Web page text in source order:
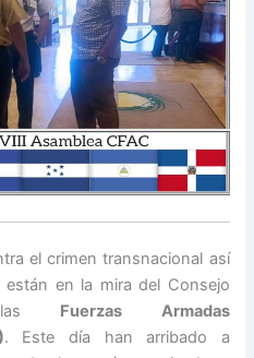
el crimen transnacional así
en la mira del Consejo
las Fuerzas Armadas
. Este día han arribado a